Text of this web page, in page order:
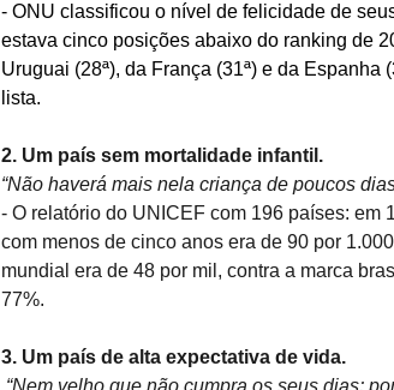
- ONU classificou o nível de felicidade de
estava cinco posições abaixo do ranking de
Uruguai (28ª), da França (31ª) e da Espanha
lista.
2. Um país sem mortalidade infantil.
“Não haverá mais nela criança de poucos
- O relatório do UNICEF com 196 países: em
com menos de cinco anos era de 90 por
mundial era de 48 por mil, contra a marca
77%.
3. Um país de alta expectativa de vida.
“Nem velho que não cumpra os seus dias;